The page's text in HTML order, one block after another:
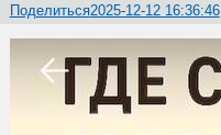
Поделиться2025-12-12 16:36:46